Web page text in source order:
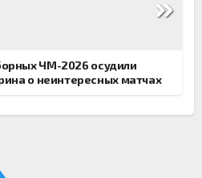
ЧМ-2026 осудили
о неинтересных матчах